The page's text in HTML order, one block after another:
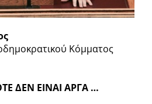
Κόμματος
ΔΕΝ ΕΙΝΑΙ ΑΡΓΑ …